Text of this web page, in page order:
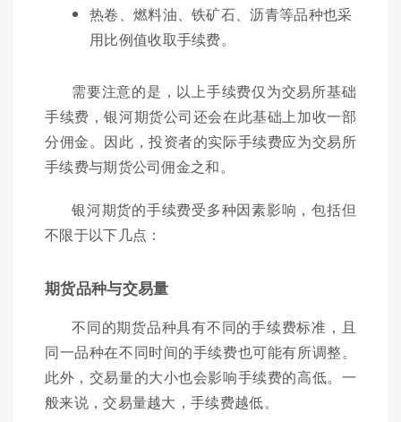
热卷、燃料油、铁矿石、沥青等品种也采
用比例值收取手续费。
需要注意的是，以上手续费仅为交易所基础
手续费，银河期货公司还会在此基础上加收一部
分佣金。因此，投资者的实际手续费应为交易所
手续费与期货公司佣金之和。
银河期货的手续费受多种因素影响，包括但
不限于以下几点：
期货品种与交易量
不同的期货品种具有不同的手续费标准，且
同一品种在不同时间的手续费也可能有所调整。
此外，交易量的大小也会影响手续费的高低。一
般来说，交易量越大，手续费越低。